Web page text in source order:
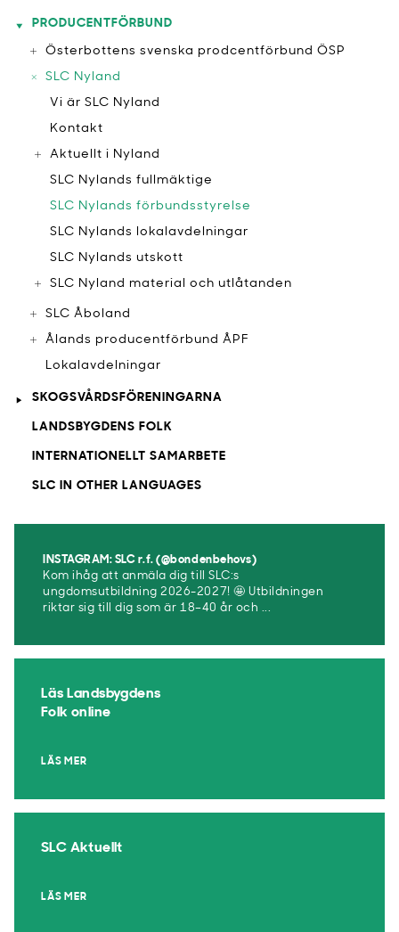
PRODUCENTFÖRBUND
Österbottens svenska prodcentförbund ÖSP
SLC Nyland
Vi är SLC Nyland
Kontakt
Aktuellt i Nyland
SLC Nylands fullmäktige
SLC Nylands förbundsstyrelse
SLC Nylands lokalavdelningar
SLC Nylands utskott
SLC Nyland material och utlåtanden
SLC Åboland
Ålands producentförbund ÅPF
Lokalavdelningar
SKOGSVÅRDSFÖRENINGARNA
LANDSBYGDENS FOLK
INTERNATIONELLT SAMARBETE
SLC IN OTHER LANGUAGES
INSTAGRAM: SLC r.f. (@bondenbehovs)
Kom ihåg att anmäla dig till SLC:s
ungdomsutbildning 2026-2027! 🤩 Utbildningen
riktar sig till dig som är 18–40 år och ...
Läs Landsbygdens
Folk online
LÄS MER
SLC Aktuellt
LÄS MER